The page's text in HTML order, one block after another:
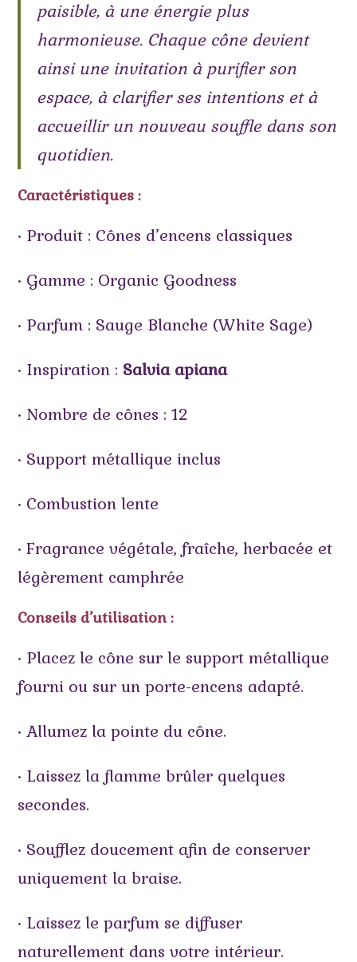
paisible, à une énergie plus
harmonieuse. Chaque cône devient
ainsi une invitation à purifier son
espace, à clarifier ses intentions et à
accueillir un nouveau souffle dans son
quotidien.
Caractéristiques :
• Produit : Cônes d’encens classiques
• Gamme : Organic Goodness
• Parfum : Sauge Blanche (White Sage)
• Inspiration : Salvia apiana
• Nombre de cônes : 12
• Support métallique inclus
• Combustion lente
• Fragrance végétale, fraîche, herbacée et
légèrement camphrée
Conseils d’utilisation :
• Placez le cône sur le support métallique
fourni ou sur un porte-encens adapté.
• Allumez la pointe du cône.
• Laissez la flamme brûler quelques
secondes.
• Soufflez doucement afin de conserver
uniquement la braise.
• Laissez le parfum se diffuser
naturellement dans votre intérieur.